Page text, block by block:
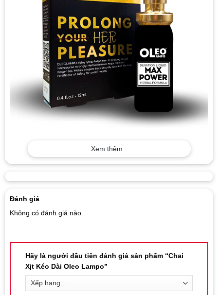
Xem thêm
Đánh giá
Không có đánh giá nào.
Hãy là người đầu tiên đánh giá sản phẩm “Chai
Xịt Kéo Dài Oleo Lampo”